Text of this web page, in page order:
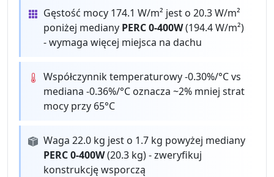
Gęstość mocy 174.1 W/m² jest o 20.3 W/m²
poniżej mediany PERC 0-400W(194.4 W/m²)
- wymaga więcej miejsca na dachu
Współczynnik temperaturowy -0.30%/°C vs
mediana -0.36%/°C oznacza ~2% mniej strat
mocy przy 65°C
Waga 22.0 kg jest o 1.7 kg powyżej mediany
PERC 0-400W(20.3 kg) - zweryfikuj
konstrukcję wsporczą